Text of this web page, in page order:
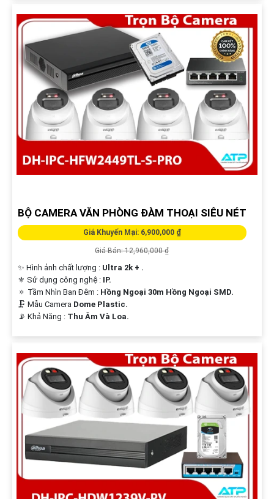
BỘ CAMERA VĂN PHÒNG ĐÀM THOẠI SIÊU NÉT
Giá Khuyến Mại: 6,900,000 ₫
Giá Bán: 12,960,000 ₫
✨ Hình ảnh chất lượng : Ultra 2k + .
⚜️ Sử dụng công nghệ : IP.
🔅 Tầm Nhìn Ban Đêm : Hồng Ngoại 30m Hồng Ngoại SMD.
🗜️ Mẫu Camera Dome Plastic.
️📡 Khả Năng : Thu Âm Và Loa.